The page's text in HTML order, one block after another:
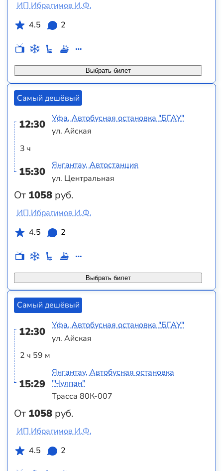
Выбрать билет
ИП Ибрагимов И.Ф.
4.5
2
Самый дешёвый
12:30
3 ч
15:30
От 1058 руб.
Уфа, Автобусная остановка "БГАУ"
ул. Айская
Янгантау, Автостанция
ул. Центральная
Выбрать билет
ИП Ибрагимов И.Ф.
4.5
2
Самый дешёвый
12:30
2 ч 59 м
15:29
От 1058 руб.
Уфа, Автобусная остановка "БГАУ"
ул. Айская
Янгантау, Автобусная остановка
"Чулпан"
Трасса 80К-007
ИП Ибрагимов И.Ф.
4.5
2